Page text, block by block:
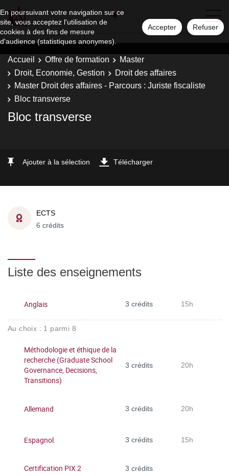
En poursuivant votre navigation sur ce
site, vous acceptez l'utilisation de
cookies à des fins de mesure
d'audience (statistiques anonymes).
Accepter Refuser
Accueil Offre de formation
Master
Droit, Economie, Gestion
Droit des affaires
Master Droit des affaires - Parcours : Juriste fiscaliste
Bloc transverse
Bloc transverse
Ajouter à la sélection Télécharger
ECTS
6 crédits
Liste des enseignements
Anglais 3 crédits 15h
Au choix : 1 parmi 8
Méthodologie et éthique de la
recherche (Graduate School
Governance, Decisions,
Transitions)
3 crédits 20h
Allemand 3 crédits 20h
Espagnol 3 crédits 15h
Certification PIX 2 3 crédits